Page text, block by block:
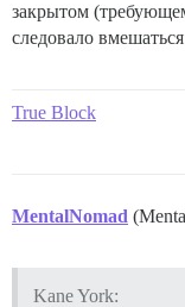
закрытом
следовало
True Block
MentalNomad
Kane York: